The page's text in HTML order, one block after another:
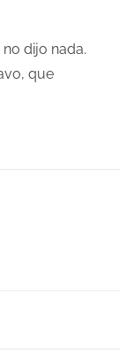
dijo nada.
que